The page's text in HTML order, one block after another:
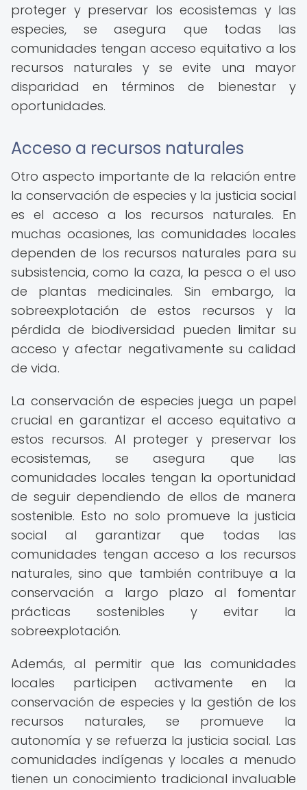
proteger y preservar los ecosistemas y las
especies, se asegura que todas las
comunidades tengan acceso equitativo a los
recursos naturales y se evite una mayor
disparidad en términos de bienestar y
oportunidades.
Acceso a recursos naturales
Otro aspecto importante de la relación entre
la conservación de especies y la justicia social
es el acceso a los recursos naturales. En
muchas ocasiones, las comunidades locales
dependen de los recursos naturales para su
subsistencia, como la caza, la pesca o el uso
de plantas medicinales. Sin embargo, la
sobreexplotación de estos recursos y la
pérdida de biodiversidad pueden limitar su
acceso y afectar negativamente su calidad
de vida.
La conservación de especies juega un papel
crucial en garantizar el acceso equitativo a
estos recursos. Al proteger y preservar los
ecosistemas, se asegura que las
comunidades locales tengan la oportunidad
de seguir dependiendo de ellos de manera
sostenible. Esto no solo promueve la justicia
social al garantizar que todas las
comunidades tengan acceso a los recursos
naturales, sino que también contribuye a la
conservación a largo plazo al fomentar
prácticas sostenibles y evitar la
sobreexplotación.
Además, al permitir que las comunidades
locales participen activamente en la
conservación de especies y la gestión de los
recursos naturales, se promueve la
autonomía y se refuerza la justicia social. Las
comunidades indígenas y locales a menudo
tienen un conocimiento tradicional invaluable